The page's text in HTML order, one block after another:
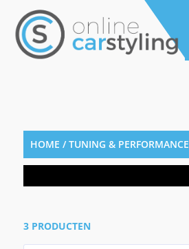
HOME /TUNING & PERFORMANCE
3 PRODUCTEN